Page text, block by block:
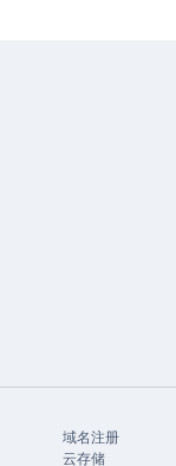
域名注册
云存储